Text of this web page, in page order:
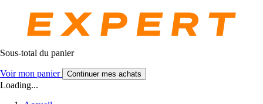
Sous-total du panier
Voir mon panier Continuer mes achats
Loading...